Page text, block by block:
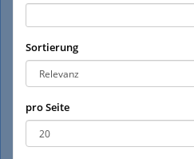
Sortierung
pro Seite